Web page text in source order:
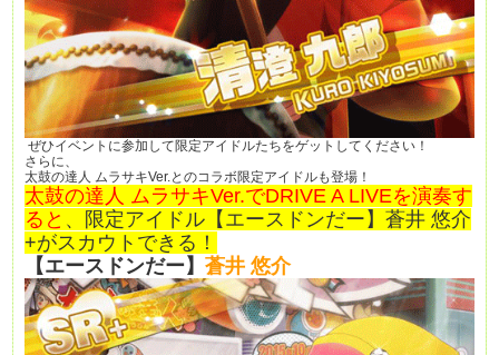
ぜひイベントに参加して限定アイドルたちをゲットしてください！
さらに、
太鼓の達人 ムラサキVer.とのコラボ限定アイドルも登場！
太鼓の達人 ムラサキVer.でDRIVE A LIVEを演奏す
ると 、
限定アイドル【エースドンだー】蒼井 悠介
+がスカウトできる！
【エースドンだー】 蒼井 悠介